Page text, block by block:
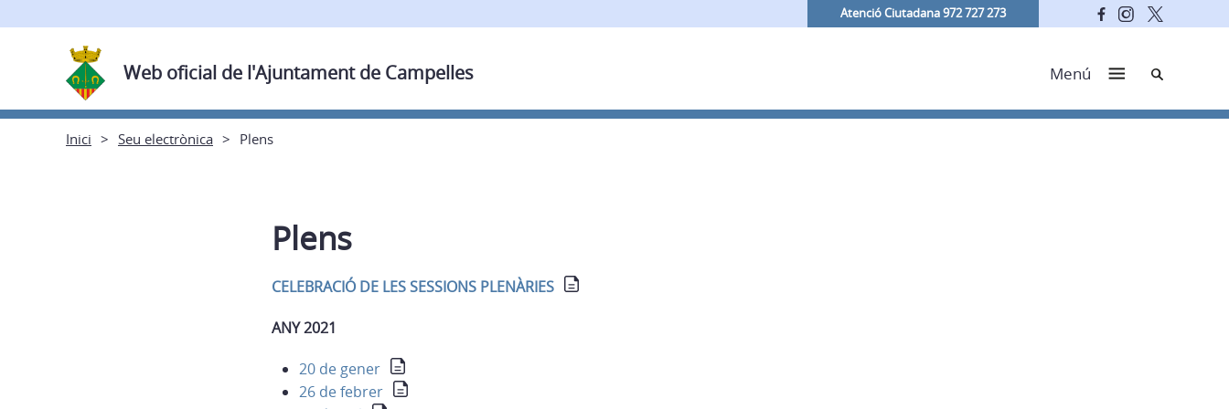
Atenció Ciutadana 972 727 273
Web oficial de l'Ajuntament de Campelles Menú Cerca
Inici Seu electrònica Plens
Plens
CELEBRACIÓ DE LES SESSIONS PLENÀRIES
ANY 2021
20 de gener
26 de febrer